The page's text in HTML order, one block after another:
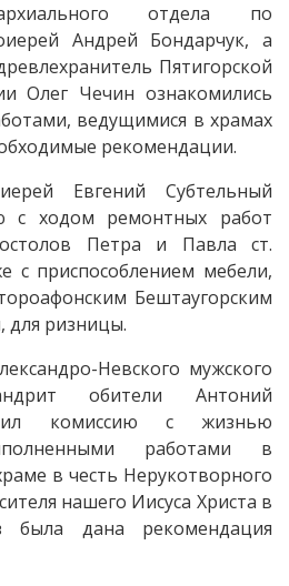
отдела по
Андрей Бондарчук, а
Пятигорской
Олег Чечин ознакомились
ведущимися в храмах
рекомендации.
Евгений Субтельный
с ходом ремонтных работ
Петра и Павла ст.
с приспособлением мебели,
Бештаугорским
для ризницы.
Невского мужского
обители Антоний
комиссию с жизнью
работами в
в честь Нерукотворного
нашего Иисуса Христа в
дана рекомендация